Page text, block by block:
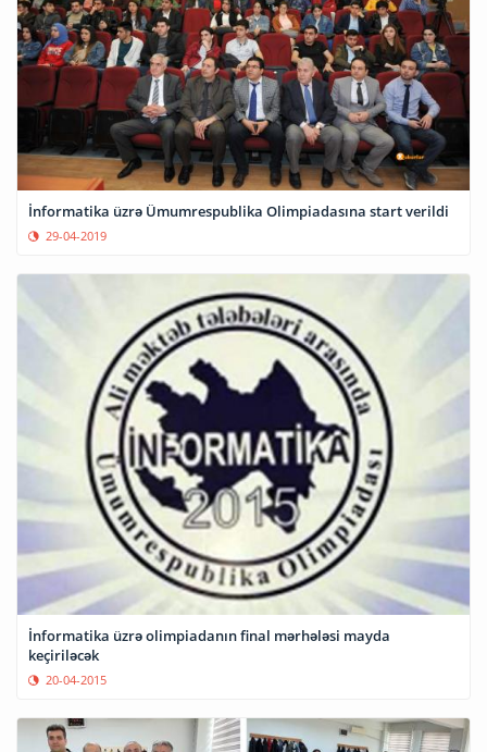
İnformatika üzrə Ümumrespublika Olimpiadasına start verildi
29-04-2019
İnformatika üzrə olimpiadanın final mərhələsi mayda
keçiriləcək
20-04-2015